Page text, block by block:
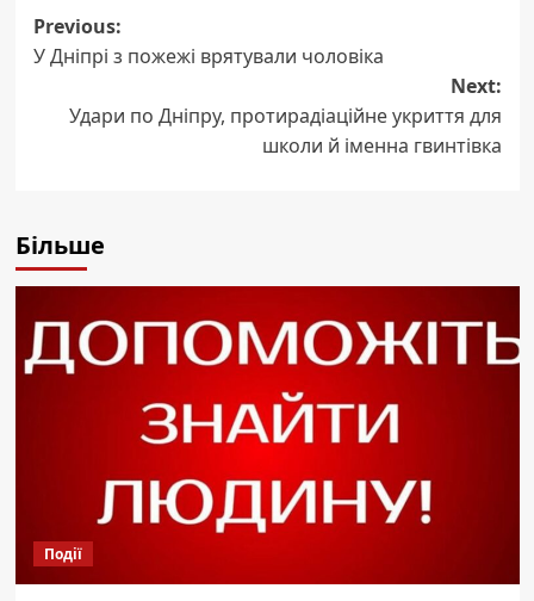
Post
navigation
Previous:
У Дніпрі з пожежі врятували чоловіка
Next:
Удари по Дніпру, протирадіаційне укриття для
школи й іменна гвинтівка
Більше
Події